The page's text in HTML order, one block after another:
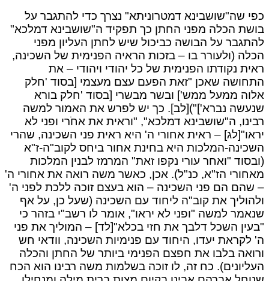
כפי שה"שושבינא דמטרוניתא" נצרך כדי להתגבר על
בושת הכלה מפני החתן כך תפקיד ה"שושבינא דמלכא"
להתגבר על הבושה כביכול שיש לחתן העליון מפני
הכלה (ולעורר בו – בזכות הראיה הפנימית של השכינה,
ראית נקודתו הפנימית של כל יהודי ויהודי – את
התחושה שאכן "זאת הפעם עצם מעצמי [בסוד 'חלק
אלוה ממעל ממש'] ובשר מבשרי [בסוד 'חלק בורא
שנעשה נברא']")[לב]. כך יש לפרש את האמור למשה
רבינו, ה"שושבינא דמלכא", "וראית את אחֹרי ופני לא
יראו"[לג] – ראית אחורי ה' היא ראית פני השכינה, שהרי
השכינה-המלכות היא בחינת אחור ביחס לקוב"ה-ז"א
(ובסוד "ואחר עורי נקפו זאת" המרמז לבנין המלכות
מאחורי הז"א, כנ"ל). אכן, כאשר משה רואה את אחורי ה'
– שהם הם פני השכינה – הוא בעצם זוכה ללכת לפני ה'
ולהוליך את קוב"ה ליחוד עם השכינה (שעל כן, על אף
שנאמר למשה "ופני לא יראו", אומר לו רשב"י בזהר כי
"בעין השכל דלבך את חזי בכלא"[לד] – המוליך את פני
ה' לקראת יעדו, היחוד עם פנימיות השכינה, וודאי חש
ורואה בלבו את חפצם הפנימי ביותר של החתן והכלה
העליונים). כח זה, לו זוכה בשלמות משה רבינו הוא הכח